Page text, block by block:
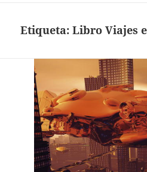
Etiqueta:Libro Viajes